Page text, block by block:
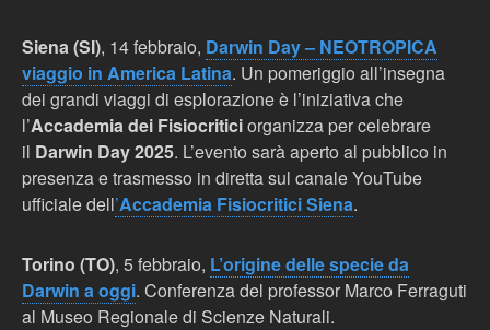
Siena (SI), 14 febbraio, Darwin Day – NEOTROPICA
viaggio in America Latina. Un pomeriggio all’insegna
dei grandi viaggi di esplorazione è l’iniziativa che
l’Accademia dei Fisiocriticiorganizza per celebrare
il Darwin Day 2025. L’evento sarà aperto al pubblico in
presenza e trasmesso in diretta sul canale YouTube
ufficiale dell’Accademia Fisiocritici Siena.
Torino (TO), 5 febbraio, L’origine delle specie da
Darwin a oggi. Conferenza del professor Marco Ferraguti
al Museo Regionale di Scienze Naturali.